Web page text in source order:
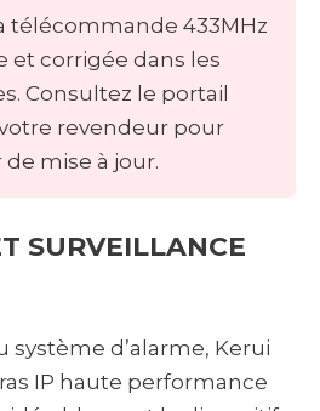
télécommande 433MHz
et corrigée dans les
Consultez le portail
revendeur pour
mise à jour.
SURVEILLANCE
d’alarme, Kerui
IP haute performance